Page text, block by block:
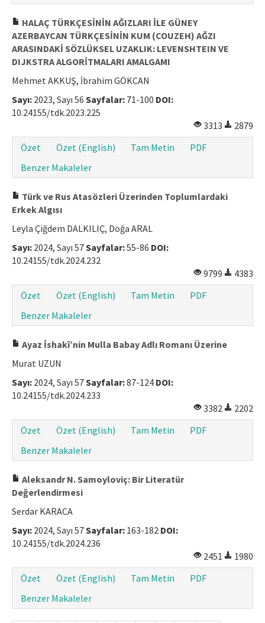
HALAÇ TÜRKÇESİNİN AĞIZLARI İLE GÜNEY
AZERBAYCAN TÜRKÇESİNİN KUM (COUZEH) AĞZI
ARASINDAKİ SÖZLÜKSEL UZAKLIK: LEVENSHTEIN VE
DIJKSTRA ALGORİTMALARI AMALGAMI
Mehmet AKKUŞ, İbrahim GÖKCAN
Sayı: 2023, Sayı 56 Sayfalar: 71-100 DOI:
10.24155/tdk.2023.225
3313
2879
Özet
Özet (English) Tam Metin
PDF
Benzer Makaleler
Türk ve Rus Atasözleri Üzerinden Toplumlardaki
Erkek Algısı
Leyla Çiğdem DALKILIÇ, Doğa ARAL
Sayı: 2024, Sayı 57Sayfalar:55-86 DOI:
10.24155/tdk.2024.232
9799
4383
Özet
Özet (English) Tam Metin
PDF
Benzer Makaleler
Ayaz İshakî’nin Mulla Babay Adlı Romanı Üzerine
Murat UZUN
Sayı: 2024, Sayı 57Sayfalar:87-124 DOI:
10.24155/tdk.2024.233
3382
2202
Özet
Özet (English) Tam Metin
PDF
Benzer Makaleler
Aleksandr N. Samoyloviç: Bir Literatür
Değerlendirmesi
Serdar KARACA
Sayı: 2024, Sayı 57Sayfalar: 163-182 DOI:
10.24155/tdk.2024.236
2451
1980
Özet
Özet (English) Tam Metin
PDF
Benzer Makaleler